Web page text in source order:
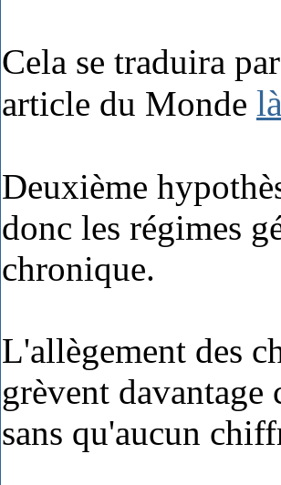
Cela se traduira
article du Monde là
Deuxième
donc les régimes
chronique.
L'allègement des
grèvent davantage
sans qu'aucun